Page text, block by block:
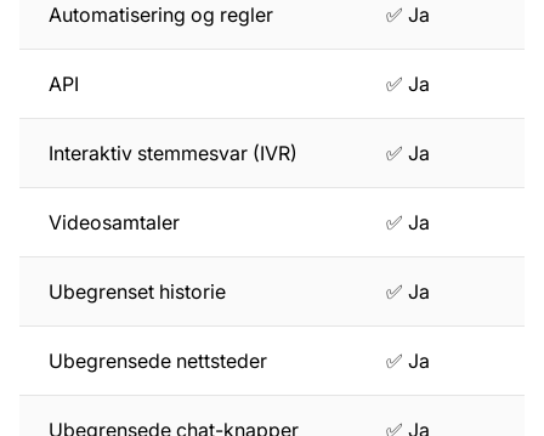
Automatisering og regler ✅ Ja
API ✅ Ja
Interaktiv stemmesvar (IVR) ✅ Ja
Videosamtaler ✅ Ja
Ubegrenset historie ✅ Ja
Ubegrensede nettsteder ✅ Ja
Ubegrensede chat-knapper ✅ Ja